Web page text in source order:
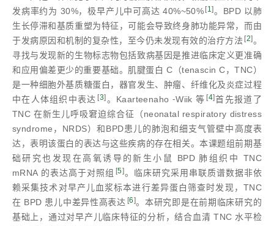
发病率约为 30%，极早产儿中可高达 40%~50% [1]。BPD 以肺
生长停滞和基质重塑为特征，可能会导致终身肺功能异常，而由
于发病原因和机制的复杂性，至今仍未发现有效的治疗方法 [2]。
寻找与发现新的生物标志物包括致病基因是推进临床定义更准确
和应用偏差更少的重要基础。肌腱蛋白 C（tenascin C，TNC）
是一种细胞外基质糖蛋白，器官发生、肿瘤、纤维化及炎症过程
中在人体组织中表达 [3]。Kaarteenaho ⁃Wiik 等 [4]首先报道了
TNC 在新生儿呼吸窘迫综合征（neonatal respiratory distress
syndrome，NRDS）和BPD患儿的肺泡和细支气管壁中高度表
达，表明该蛋白的表达与这些疾病的存在相关。本课题组前期基
础研究也发现在高氧诱导的新生小鼠 BPD 肺组织中 TNC
mRNA 的表达高于对照组 [5]。临床研究采用串联质谱数据非依
赖采集技术对早产儿血浆标本进行差异蛋白筛查时发现，TNC
在 BPD 患儿中差异性高表达 [6]。本研究即是在前期临床研究的
基础上，通过对早产儿临床特征的分析，结合血清 TNC 水平检